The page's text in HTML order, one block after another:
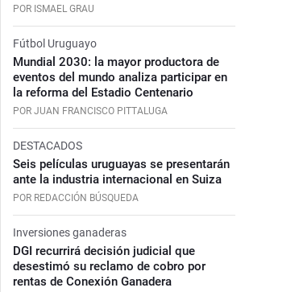
POR ISMAEL GRAU
Fútbol Uruguayo
Mundial 2030: la mayor productora de
eventos del mundo analiza participar en
la reforma del Estadio Centenario
POR JUAN FRANCISCO PITTALUGA
DESTACADOS
Seis películas uruguayas se presentarán
ante la industria internacional en Suiza
POR REDACCIÓN BÚSQUEDA
Inversiones ganaderas
DGI recurrirá decisión judicial que
desestimó su reclamo de cobro por
rentas de Conexión Ganadera